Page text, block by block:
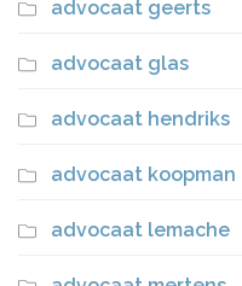
advocaat geerts
advocaat glas
advocaat hendriks
advocaat koopman
advocaat lemache